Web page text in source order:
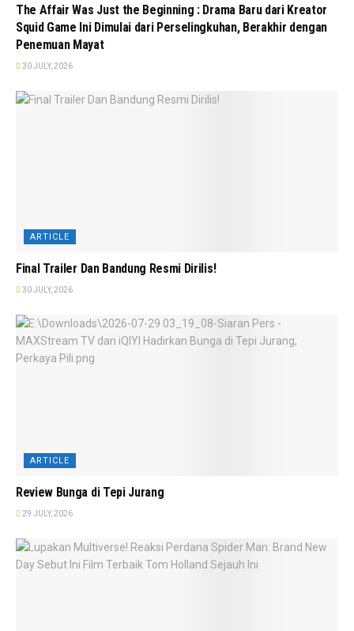
The Affair Was Just the Beginning : Drama Baru dari Kreator
Squid Game Ini Dimulai dari Perselingkuhan, Berakhir dengan
Penemuan Mayat
30 JULY, 2026
ARTICLE
Final Trailer Dan Bandung Resmi Dirilis!
30 JULY, 2026
ARTICLE
Review Bunga di Tepi Jurang
29 JULY, 2026